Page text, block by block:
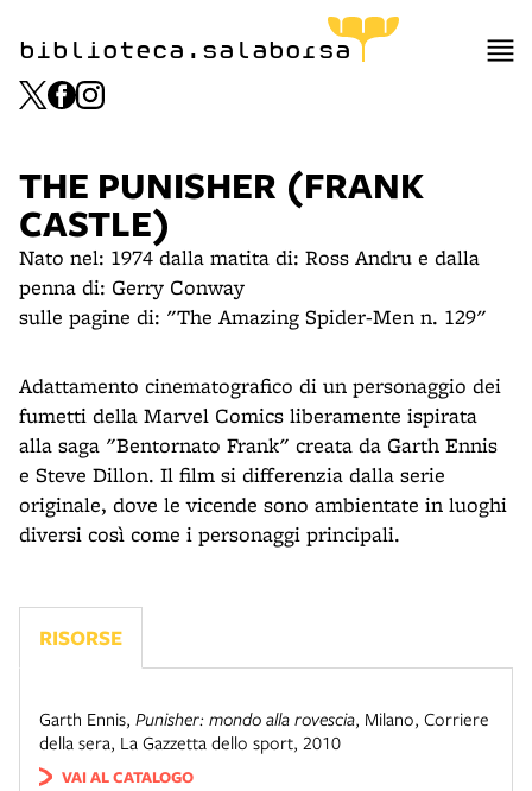
biblioteca.salaborsa
THE PUNISHER (FRANK
CASTLE)
Nato nel: 1974 dalla matita di: Ross Andru e dalla
penna di: Gerry Conway
sulle pagine di: "The Amazing Spider-Men n. 129"
Adattamento cinematografico di un personaggio dei
fumetti della Marvel Comics liberamente ispirata
alla saga "Bentornato Frank" creata da Garth Ennis
e Steve Dillon. Il film si differenzia dalla serie
originale, dove le vicende sono ambientate in luoghi
diversi così come i personaggi principali.
RISORSE
Garth Ennis, Punisher: mondo alla rovescia, Milano, Corriere
della sera, La Gazzetta dello sport, 2010
VAI AL CATALOGO